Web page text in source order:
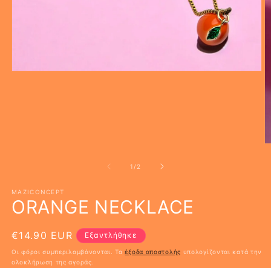
1 /από
2
MAZICONCEPT
ORANGE NECKLACE
Κανονική
τιμή
€14.90 EUR Εξαντλήθηκε
Οι φόροι συμπεριλαμβάνονται. Ταέξοδα αποστολής υπολογίζονται κατά την
ολοκλήρωση της αγοράς.